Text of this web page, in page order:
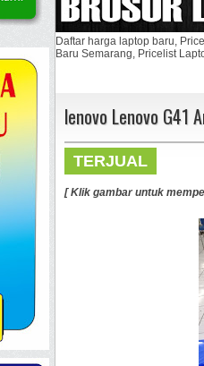
Daftar harga laptop baru,
Baru Semarang, Pricelist
lenovo Lenovo G41
TERJUAL
[ Klik gambar untuk